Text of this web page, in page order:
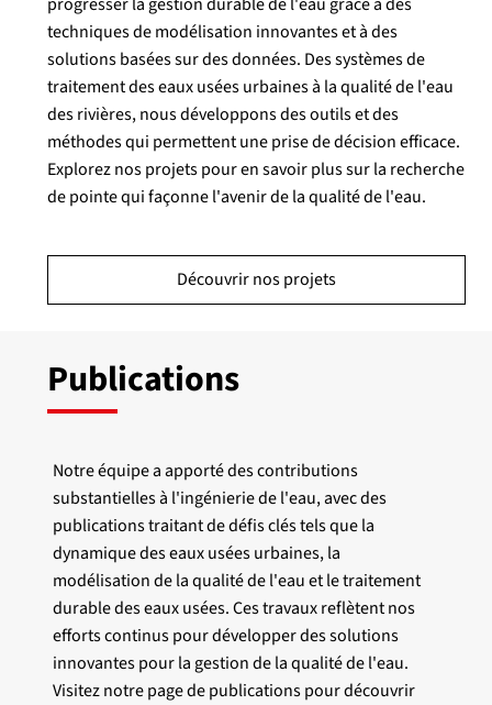
techniques de modélisation innovantes et à des
solutions basées sur des données. Des systèmes de
traitement des eaux usées urbaines à la qualité de l'eau
des rivières, nous développons des outils et des
méthodes qui permettent une prise de décision efficace.
Explorez nos projets pour en savoir plus sur la recherche
de pointe qui façonne l'avenir de la qualité de l'eau.
Découvrir nos projets
Publications
Notre équipe a apporté des contributions
substantielles à l'ingénierie de l'eau, avec des
publications traitant de défis clés tels que la
dynamique des eaux usées urbaines, la
modélisation de la qualité de l'eau et le traitement
durable des eaux usées. Ces travaux reflètent nos
efforts continus pour développer des solutions
innovantes pour la gestion de la qualité de l'eau.
Visitez notre page de publications pour découvrir